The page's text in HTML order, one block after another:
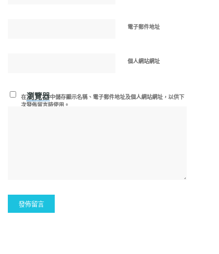
電子郵件地址
個人網站網址
在瀏覽器中儲存顯示名稱、電子郵件地址及個人網站網址，以供下
次發佈留言時使用。